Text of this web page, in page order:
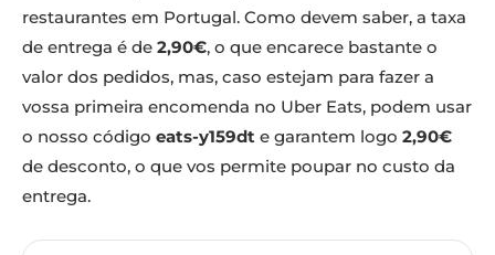
restaurantes em Portugal. Como devem saber, a taxa
de entrega é de 2,90€, o que encarece bastante o
valor dos pedidos, mas, caso estejam para fazer a
vossa primeira encomenda no Uber Eats, podem usar
o nosso código eats-y159dt e garantem logo 2,90€
de desconto, o que vos permite poupar no custo da
entrega.